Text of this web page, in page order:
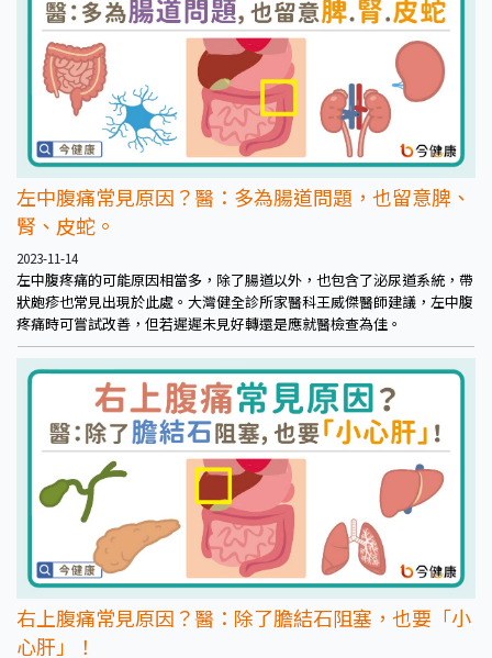
左中腹痛常見原因？醫：多為腸道問題，也留意脾、
腎、皮蛇。
2023-11-14
左中腹疼痛的可能原因相當多，除了腸道以外，也包含了泌尿道系統，帶
狀皰疹也常見出現於此處。大灣健全診所家醫科王威傑醫師建議，左中腹
疼痛時可嘗試改善，但若遲遲未見好轉還是應就醫檢查為佳。
右上腹痛常見原因？醫：除了膽結石阻塞，也要「小
心肝」！